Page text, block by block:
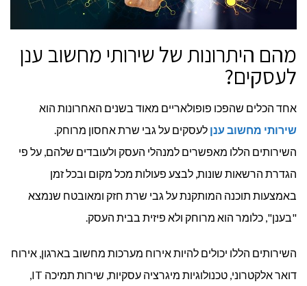
מהם היתרונות של שירותי מחשוב ענן
לעסקים?
אחד הכלים שהפכו פופולאריים מאוד בשנים האחרונות הוא
שירותי מחשוב ענן לעסקים על גבי שרת אחסון מרוחק.
השירותים הללו מאפשרים למנהלי העסק ולעובדים שלהם, על פי
הגדרת הרשאות שונות, לבצע פעולות מכל מקום ובכל זמן
באמצעות תוכנה המותקנת על גבי שרת חזק ומאובטח שנמצא
"בענן", כלומר הוא מרוחק ולא פיזית בבית העסק.
השירותים הללו יכולים להיות אירוח מערכות מחשוב בארגון, אירוח
דואר אלקטרוני, טכנולוגיות מיגרציה עסקיות, שירות תמיכה IT,